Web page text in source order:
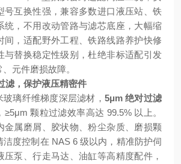
号互换性强，兼容多数进口液压站、铁
统，不用改动管路与滤芯底座，大幅缩
间，适配野外工程、铁路线路养护快修
与替换稳定性级别，杜绝非标适配引发
元件磨损故障。
滤，保护液压精密件
璃纤维梯度深层滤材， 5μm 绝对过滤
≥5μm 颗粒过滤效率高达 99.5% 以上。
金属磨屑、胶状物、粉尘杂质、磨损颗
洁度控制在 NAS 6 级以内，精准防护伺
压泵、行走马达、油缸等高精度配件，